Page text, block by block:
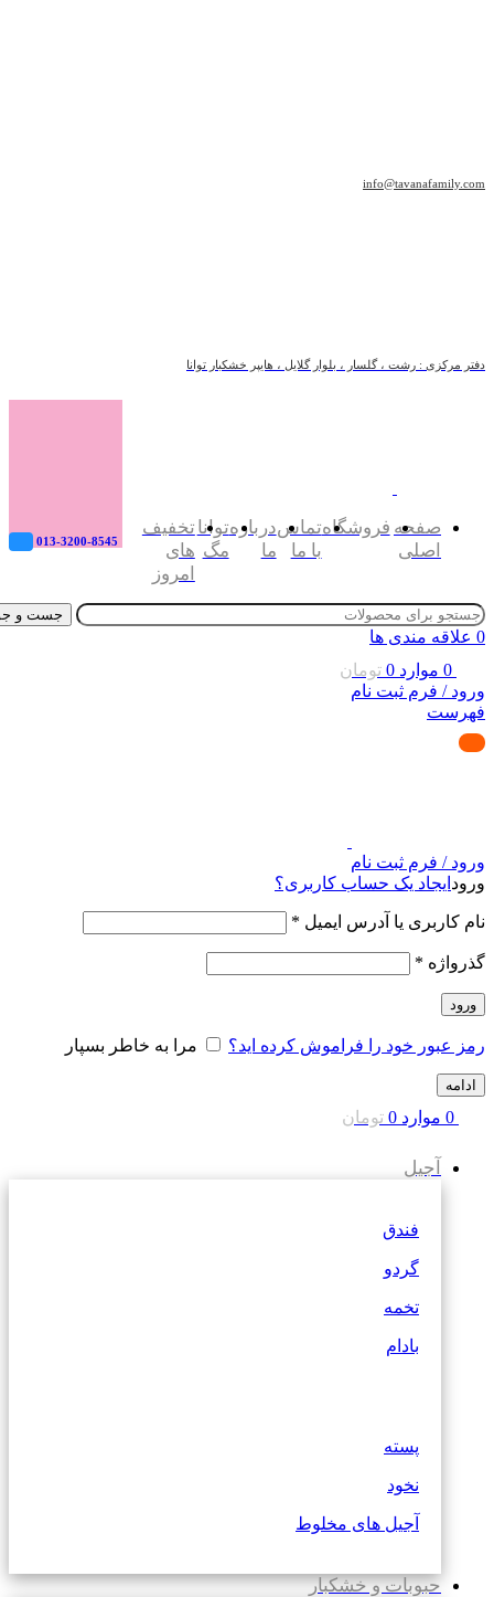
info@tavanafamily.com
دفتر مرکزی : رشت ، گلسار ، بلوار گلایل ، هایپر خشکبار توانا
013-3200-8545
صفحه
اصلی
فروشگاهتماس
با ما
درباره
ما
توانا
مگ
تخفیف
های
امروز
جست و
0 علاقه مندی ها
0 موارد 0 تومان
ورود / فرم ثبت نام
فهرست
ورود / فرم ثبت نام
ورود ایجاد یک حساب کاربری؟
نام کاربری یا آدرس ایمیل *
گذرواژه *
ورود
رمز عبور خود را فراموش کرده اید؟ مرا به خاطر بسپار
ادامه
0 موارد 0 تومان
آجیل
فندق
گردو
تخمه
بادام
پسته
نخود
آجیل های مخلوط
حبوبات و خشکبار